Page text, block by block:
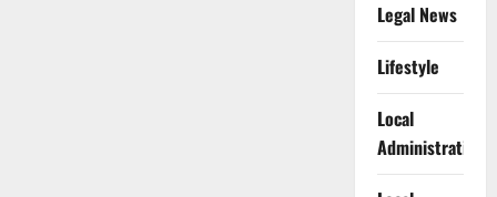
Legal News
Lifestyle
Local
Administration